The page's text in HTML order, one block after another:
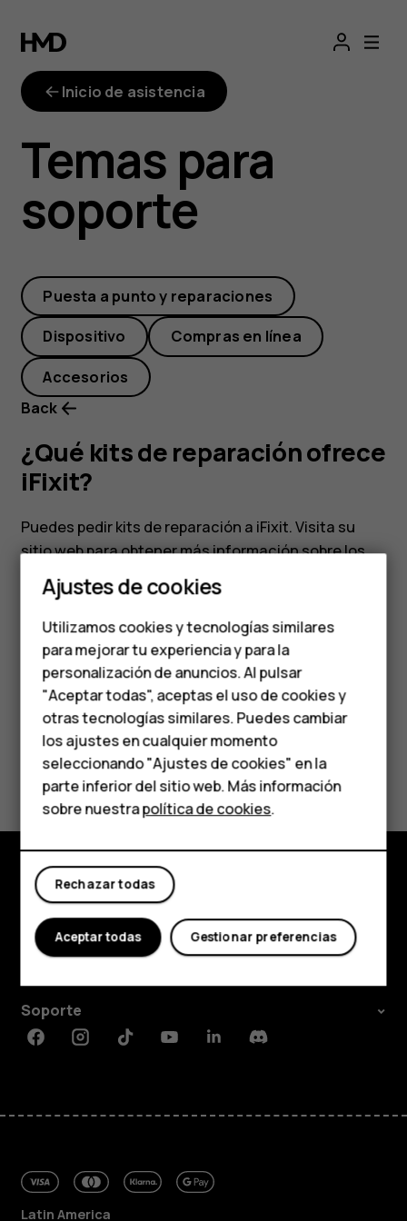
¿Qué
kits
de
reparación
ofrece
iFixit?
Smartphones
Teléfonos de gama
media
Teléfonos para
personas mayores
HMD Terra M
Comprar
Mi cuenta
Inicio de asistencia
Temas para
soporte
Puesta a punto y reparaciones
Dispositivo Compras en línea
Accesorios
Back
¿Qué kits de reparación ofrece
iFixit?
Puedes pedir kits de reparación a iFixit. Visita su
sitio web para obtener más información sobre los
kits de reparación disponibles:
www.ifixit.com/collaborations/hmd-eu
¿Te ha parecido útil?
Sí No
Comprar
Acerca de
Soporte
FacebookInstagramTiktokYoutubeLinkedinDiscord
Latin America
Ajustes de cookies
Utilizamos cookies y tecnologías similares
para mejorar tu experiencia y para la
personalización de anuncios. Al pulsar
"Aceptar todas", aceptas el uso de cookies y
otras tecnologías similares. Puedes cambiar
los ajustes en cualquier momento
seleccionando "Ajustes de cookies" en la
parte inferior del sitio web. Más información
sobre nuestrapolítica de cookies.
Rechazar todas
Gestionar preferencias
Aceptar todas